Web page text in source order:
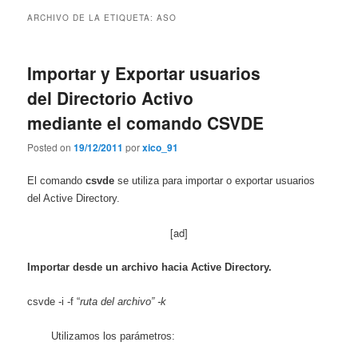
ARCHIVO DE LA ETIQUETA:ASO
Importar y Exportar usuarios
del Directorio Activo
mediante el comando CSVDE
Posted on19/12/2011 porxico_91
El comandocsvde se utiliza para importar o exportar usuarios
del Active Directory.
[ad]
Importar desde un archivo hacia Active Directory.
csvde -i -f “ruta del archivo” -k
Utilizamos los parámetros: